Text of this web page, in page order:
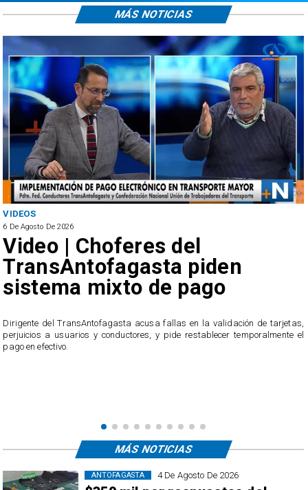
ANTOFAGASTA
6 De Agosto De 2026
SERNAC oficia a Bipay tras
reclamos por cobros
irregulares en el transporte
El servicio ofició a la empresa tras recibir casi 40 reclamos por parte de los
MÁS NOTICIAS
4 De Agosto De 2026
ANTOFAGASTA
MÁS NOTICIAS